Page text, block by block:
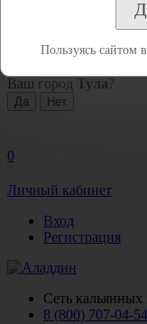
Посмотреть все
Ваш город Тула ?
0
Личный кабинет
Вход
Регистрация
Сеть
8 (800) 707-04-54
Пользуясь сайтом